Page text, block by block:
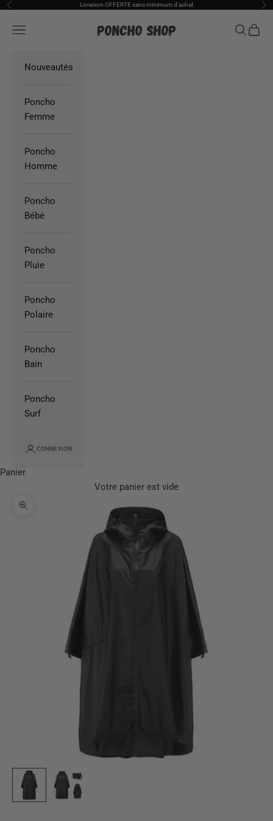
Passer au contenu
Précédent Livraison OFFERTE sans minimum d'achat
Poncho Shop
Ouvrir la navigation Ouvrir la
Voir
Nouveautés
Poncho
Femme
Poncho
Homme
Poncho
Bébé
Poncho
Pluie
Poncho
Polaire
Poncho
Bain
Poncho
Surf
CONNEXION
Panier
Votre panier est vide
Zoomer sur l'image